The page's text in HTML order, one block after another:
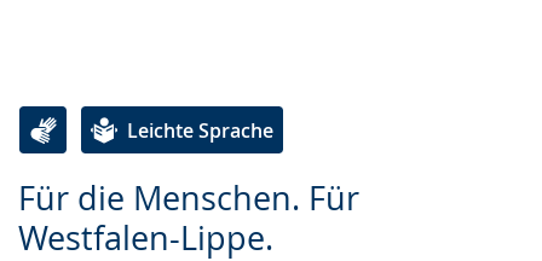
Für die Menschen. Für
Westfalen-Lippe.
Leichte Sprache
Leichten
Sprache
Audio-
Unterstützung.
Video
in